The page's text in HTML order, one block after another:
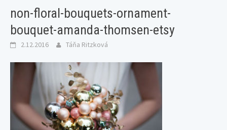
non-floral-bouquets-ornament-
bouquet-amanda-thomsen-etsy
2.12.2016 Táňa Ritzková